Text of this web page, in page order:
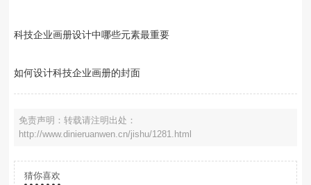
科技企业画册设计中哪些元素最重要
如何设计科技企业画册的封面
免责声明：转载请注明出处：
http://www.dinieruanwen.cn/jishu/1281.html
猜你喜欢